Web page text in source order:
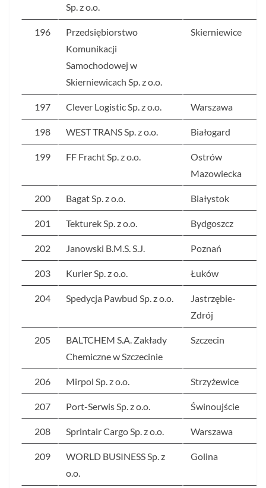
Sp. z o.o.
196
Przedsiębiorstwo
Komunikacji
Samochodowej w
Skierniewicach Sp. z o.o.
Skierniewice
197 Clever Logistic Sp. z o.o. Warszawa
198 WEST TRANS Sp. z o.o. Białogard
199 FF Fracht Sp. z o.o.
Ostrów
Mazowiecka
200 Bagat Sp. z o.o. Białystok
201 Tekturek Sp. z o.o. Bydgoszcz
202 Janowski B.M.S. S.J. Poznań
203 Kurier Sp. z o.o. Łuków
204 Spedycja Pawbud Sp. z o.o.
Jastrzębie-
Zdrój
205
BALTCHEM S.A. Zakłady
Chemiczne w Szczecinie
Szczecin
206 Mirpol Sp. z o.o. Strzyżewice
207 Port-Serwis Sp. z o.o. Świnoujście
208 Sprintair Cargo Sp. z o.o. Warszawa
209
WORLD BUSINESS Sp. z
o.o.
Golina